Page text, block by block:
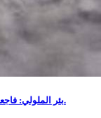
بئر الملولي: فاجعة مرورية تنهي حياة الأب والأم وتحيل الطفلة إلى الإنعاش.